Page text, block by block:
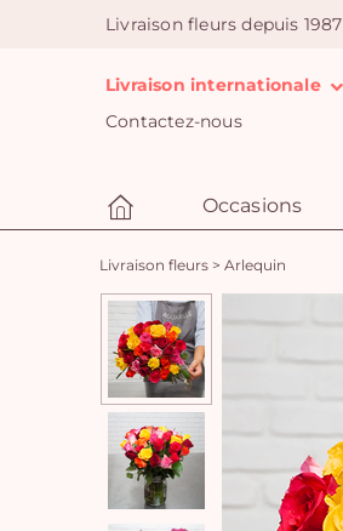
Livraison fleurs depuis 1987
Livraison internationale
Contactez-nous
Occasions
Livraison fleurs > Arlequin